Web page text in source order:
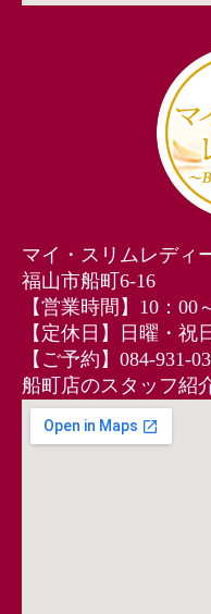
マイ・スリムレディ
福山市船町6-16
【営業時間】10：00
【定休日】日曜・祝
【ご予約】084-931-
船町店のスタッフ紹